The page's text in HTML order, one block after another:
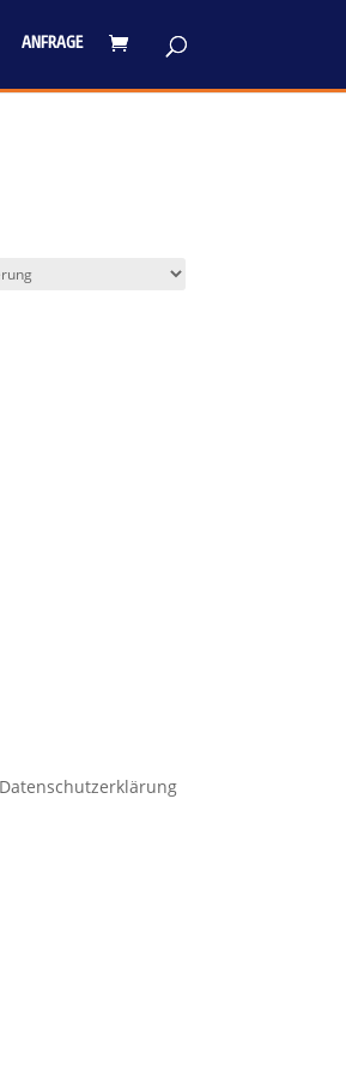
ANFRAGE
Datenschutzerklärung